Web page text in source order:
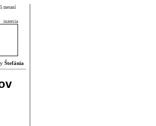
meraní
inzercia
Štefánia